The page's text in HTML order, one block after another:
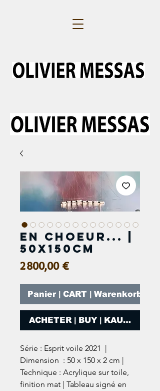
En choeur... |
50x150cm
2 800,00 €Prix
Panier | CART | Warenkorb
ACHETER | BUY | KAUFEN
Série : Esprit voile 2021  |
Dimension  : 50 x 150 x 2 cm |
Technique : Acrylique sur toile,
finition mat | Tableau signé en